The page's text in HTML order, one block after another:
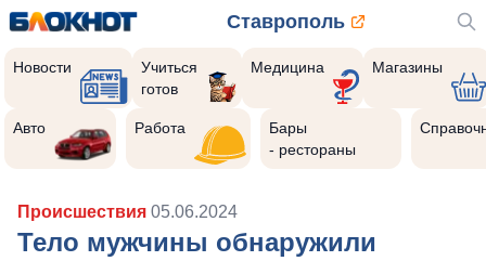
Ставрополь
Новости
Учиться
готов
Медицина Магазины
Авто Работа
Бары
- рестораны
Происшествия 05.06.2024
Тело мужчины обнаружили